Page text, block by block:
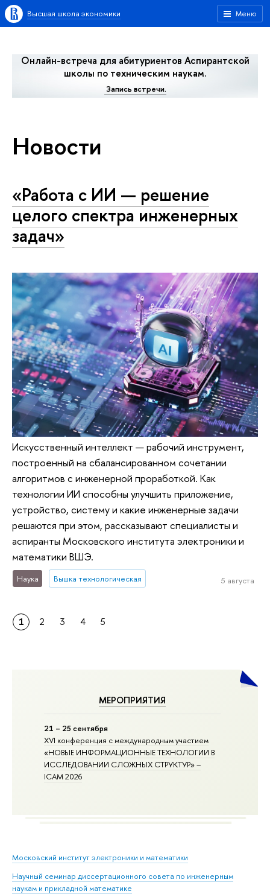
Меню
Высшая школа экономики
Онлайн-встреча для абитуриентов Аспирантской
школы по техническим наукам.
Запись встречи.
МЕРОПРИЯТИЯ
21 – 25 сентября
XVI конференция с международным участием
«НОВЫЕ ИНФОРМАЦИОННЫЕ ТЕХНОЛОГИИ В
ИССЛЕДОВАНИИ СЛОЖНЫХ СТРУКТУР» –
ICAM 2026
Московский институт электроники и математики
Научный семинар диссертационного совета по инженерным
наукам и прикладной математике
Новости
«Работа с ИИ — решение
целого спектра инженерных
задач»
Искусственный интеллект — рабочий инструмент,
построенный на сбалансированном сочетании
алгоритмов с инженерной проработкой. Как
технологии ИИ способны улучшить приложение,
устройство, систему и какие инженерные задачи
решаются при этом, рассказывают специалисты и
аспиранты Московского института электроники и
математики ВШЭ.
Наука Вышка технологическая 5 августа
1 2 3 4 5